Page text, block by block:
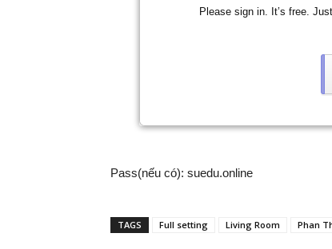
Please sign in. It’s free.
Pass(nếu có): suedu.online
TAGS Full setting Living Room Phan